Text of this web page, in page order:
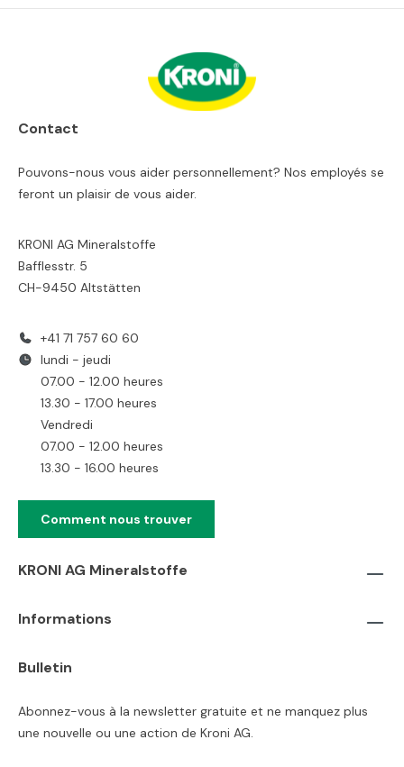
Contact
Pouvons-nous vous aider personnellement? Nos employés se
feront un plaisir de vous aider.
KRONI AG Mineralstoffe
Bafflesstr. 5
CH-9450 Altstätten
+41 71 757 60 60
lundi - jeudi
07.00 - 12.00 heures
13.30 - 17.00 heures
Vendredi
07.00 - 12.00 heures
13.30 - 16.00 heures
Comment nous trouver
KRONI AG Mineralstoffe
Informations
Bulletin
Abonnez-vous à la newsletter gratuite et ne manquez plus
une nouvelle ou une action de Kroni AG.